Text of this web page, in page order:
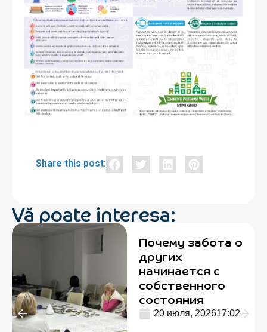
Share this post:
Vă poate interesa:
Почему забота о
других
начинается с
собственного
состояния
20 июля, 202617:02